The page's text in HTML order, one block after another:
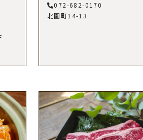
072-682-0170
北園町14-13